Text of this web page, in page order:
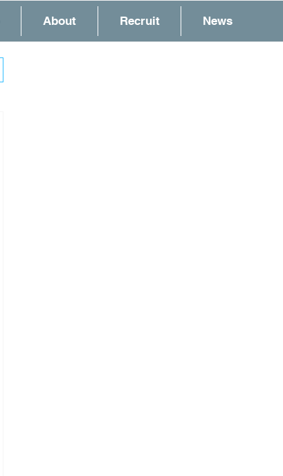
About Recruit News